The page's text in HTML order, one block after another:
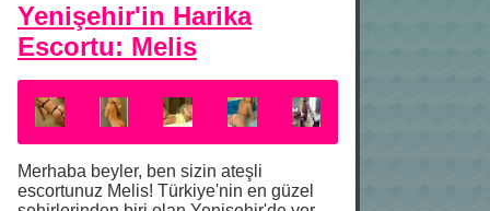
Yenişehir'in Harika
Escortu: Melis
Merhaba beyler, ben sizin ateşli
escortunuz Melis! Türkiye'nin en güzel